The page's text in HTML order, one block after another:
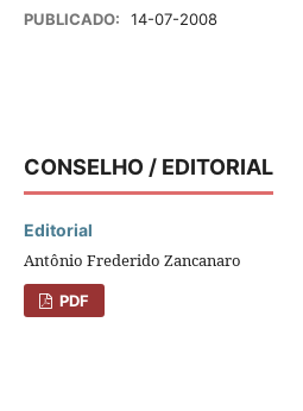
PUBLICADO: 14-07-2008
CONSELHO / EDITORIAL
Editorial
Antônio Frederido Zancanaro
PDF